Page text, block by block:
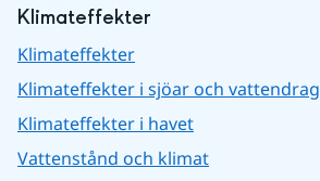
Klimateffekter
Klimateffekter
Klimateffekter i sjöar och vattendrag
Klimateffekter i havet
Vattenstånd och klimat